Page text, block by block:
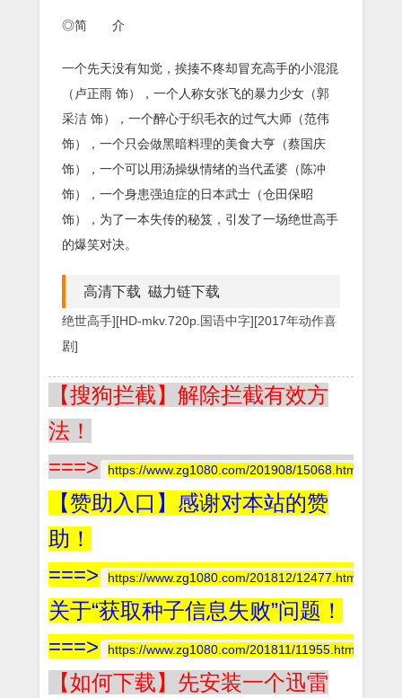
◎简 介
一个先天没有知觉，挨揍不疼却冒充高手的小混混
（卢正雨 饰），一个人称女张飞的暴力少女（郭
采洁 饰），一个醉心于织毛衣的过气大师（范伟
饰），一个只会做黑暗料理的美食大亨（蔡国庆
饰），一个可以用汤操纵情绪的当代孟婆（陈冲
饰），一个身患强迫症的日本武士（仓田保昭
饰），为了一本失传的秘笈，引发了一场绝世高手
的爆笑对决。
高清下载 磁力链下载
绝世高手][HD-mkv.720p.国语中字][2017年动作喜
剧]
【搜狗拦截】解除拦截有效方
法！
===>
https://www.zg1080.com/201908/15068.html
【赞助入口】感谢对本站的赞
助！
===>
https://www.zg1080.com/201812/12477.html
关于“获取种子信息失败”问题！
===>
https://www.zg1080.com/201811/11955.html
【如何下载】先安装一个迅雷